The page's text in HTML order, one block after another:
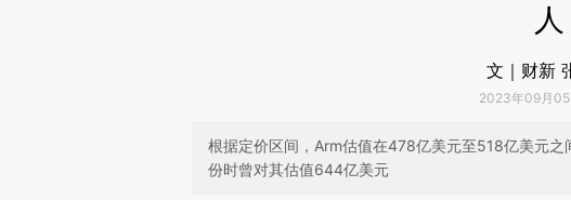
人
文｜财新
2023年09月
根据定价区间，Arm估值在478亿美元至518亿美元
份时曾对其估值644亿美元